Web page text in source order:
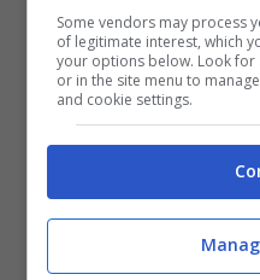
La showgirl Justine
Some vendors may process
of legitimate interest, which
your options below. Look
or in the site menu to
and cookie settings.